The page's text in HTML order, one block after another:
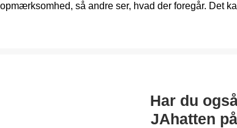
så andre ser, hvad der foregår. Det
Har du
JAhatten på